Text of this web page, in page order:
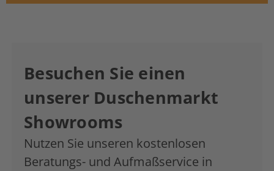
Besuchen Sie einen
unserer Duschenmarkt
Showrooms
Nutzen Sie unseren kostenlosen
Beratungs- und Aufmaßservice in